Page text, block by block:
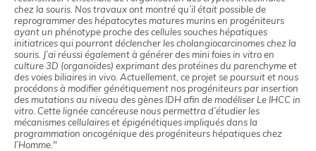
chez la souris. Nos travaux ont montré qu’il était possible de
reprogrammer des hépatocytes matures murins en progéniteurs
ayant un phénotype proche des cellules souches hépatiques
initiatrices qui pourront déclencher les cholangiocarcinomes chez la
souris. J’ai réussi également à générer des mini foies in vitro en
culture 3D (organoïdes) exprimant des protéines du parenchyme et
des voies biliaires in vivo. Actuellement, ce projet se poursuit et nous
procédons à modifier génétiquement nos progéniteurs par insertion
des mutations au niveau des gènes IDH afin de modéliser Le IHCC in
vitro. Cette lignée cancéreuse nous permettra d’étudier les
mécanismes cellulaires et épigénétiques impliqués dans la
programmation oncogénique des progéniteurs hépatiques chez
l’Homme."